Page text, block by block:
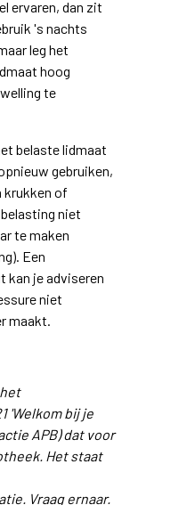
ervaren, dan zit
's nachts
leg het
hoog
te
belaste lidmaat
gebruiken,
krukken of
niet
te maken
Een
kan je adviseren
niet
maakt.
'Welkom bij je
APB) dat voor
Het staat
Vraag ernaar.